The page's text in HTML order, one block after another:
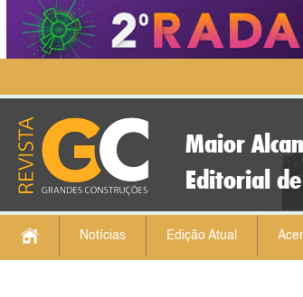
Maior
Editorial
Notícias Edição Atual